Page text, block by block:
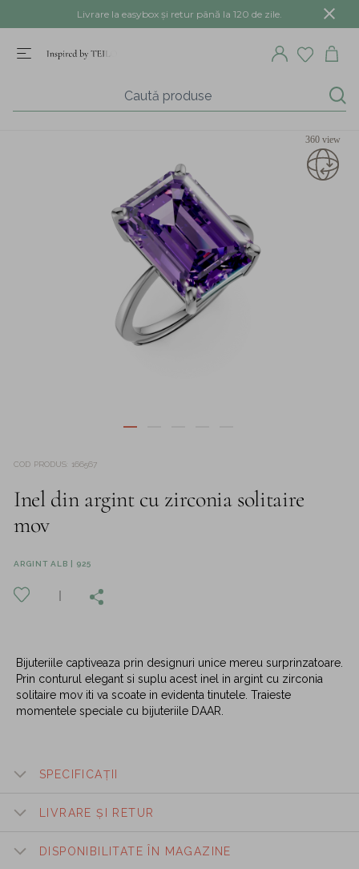
Livrare la easybox și retur până la 120 de zile.
360 view
COD PRODUS 166567
Inel din argint cu zirconia solitaire
mov
ARGINT ALB | 925
Bijuteriile captiveaza prin designuri unice mereu surprinzatoare.
Prin conturul elegant si suplu acest inel in argint cu zirconia
solitaire mov iti va scoate in evidenta tinutele. Traieste
momentele speciale cu bijuteriile DAAR.
SPECIFICAȚII
LIVRARE ȘI RETUR
DISPONIBILITATE ÎN MAGAZINE